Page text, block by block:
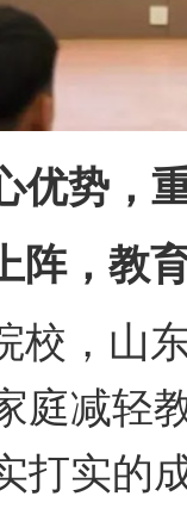
优势，
阵，教
校，山
庭减轻
打实的